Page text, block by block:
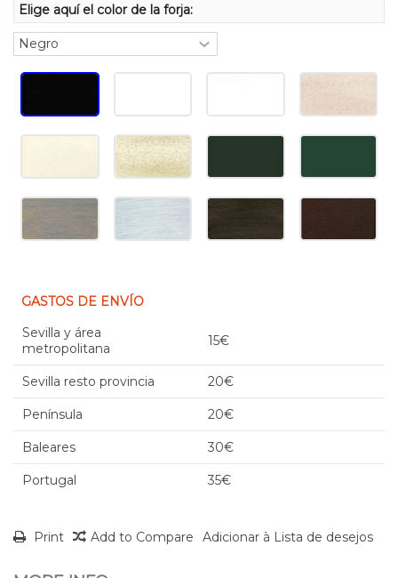
Elige aquí el color de la forja:
GASTOS DE ENVÍO
Sevilla y área
metropolitana
15€
Sevilla resto provincia 20€
Península 20€
Baleares 30€
Portugal 35€
Print Add to Compare Adicionar à Lista de desejos